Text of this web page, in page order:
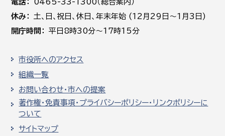
電話
0465-33-1300（総合案内）
休み
土､日､祝日、休日、年末年始 (12月29日～1月3日)
開庁時間
平日8時30分～17時15分
市役所へのアクセス
組織一覧
お問い合わせ・市への提案
著作権・免責事項・プライバシーポリシー・リンクポリシーに
ついて
サイトマップ